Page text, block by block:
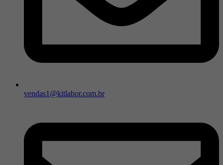
vendas1@kitlabor.com.br